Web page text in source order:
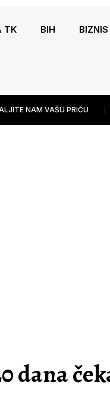
TK BIH BIZNIS
NAM VAŠU PRIČU
dana